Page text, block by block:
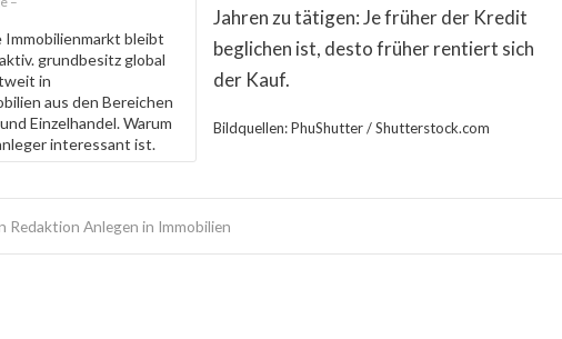
bleibt
grundbesitz global
in
aus den Bereichen
Einzelhandel. Warum
interessant ist.
Jahren zu tätigen: Je früher der Kredit
beglichen ist, desto früher rentiert sich
der Kauf.
Bildquellen: PhuShutter / Shutterstock.com
Redaktion Anlegen in Immobilien